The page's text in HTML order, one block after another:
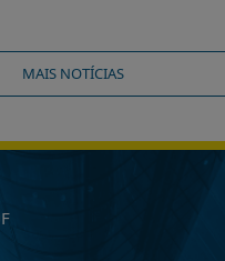
MAIS NOTÍCIAS